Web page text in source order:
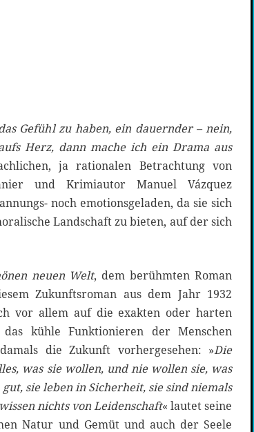
Gefühl zu haben, ein dauernder – nein,
Herz, dann mache ich ein Drama aus
ja rationalen Betrachtung von
und Krimiautor Manuel Vázquez
noch emotionsgeladen, da sie sich
Landschaft zu bieten, auf der sich
neuen Welt, dem berühmten Roman
Zukunftsroman aus dem Jahr 1932
vor allem auf die exakten oder harten
kühle Funktionieren der Menschen
die Zukunft vorhergesehen: »Die
was sie wollen, und nie wollen sie, was
sie leben in Sicherheit, sie sind niemals
nichts von Leidenschaft« lautet seine
Natur und Gemüt und auch der Seele